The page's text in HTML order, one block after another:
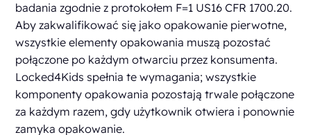
badania zgodnie z protokołem F=1 US16 CFR 1700.20.
Aby zakwalifikować się jako opakowanie pierwotne,
wszystkie elementy opakowania muszą pozostać
połączone po każdym otwarciu przez konsumenta.
Locked4Kids spełnia te wymagania; wszystkie
komponenty opakowania pozostają trwale połączone
za każdym razem, gdy użytkownik otwiera i ponownie
zamyka opakowanie.